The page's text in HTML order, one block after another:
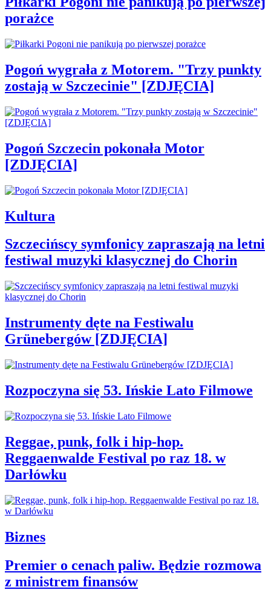
porażce
Pogoń wygrała z Motorem. "Trzy punkty
zostają w Szczecinie" [ZDJĘCIA]
Pogoń Szczecin pokonała Motor
[ZDJĘCIA]
Kultura
Szczecińscy symfonicy zapraszają na letni
festiwal muzyki klasycznej do Chorin
Instrumenty dęte na Festiwalu
Grünebergów [ZDJĘCIA]
Rozpoczyna się 53. Ińskie Lato Filmowe
Reggae, punk, folk i hip-hop.
Reggaenwalde Festival po raz 18. w
Darłówku
Biznes
Premier o cenach paliw. Będzie rozmowa
z ministrem finansów